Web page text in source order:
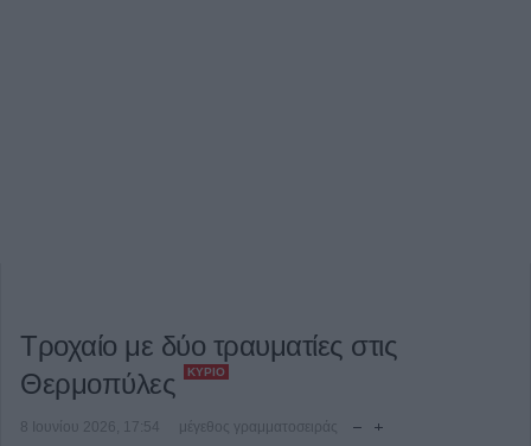
Τροχαίο με δύο τραυματίες στις
Θερμοπύλες
ΚΎΡΙΟ
8 Ιουνίου 2026, 17:54
μέγεθος γραμματοσειράς